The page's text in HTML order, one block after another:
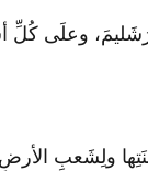
وعلَى كُلِّ
ولِشَعبِ